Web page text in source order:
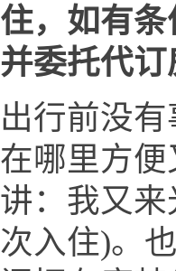
住，如有
并委托代订
出行前没
在哪里方
讲：我又
次入住)。